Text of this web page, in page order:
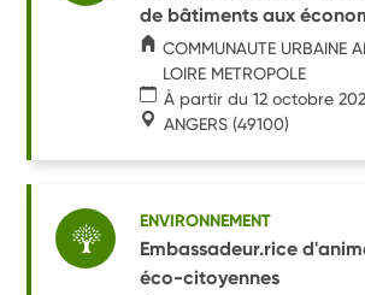
de bâtiments aux
COMMUNAUTE URBAINE
LOIRE METROPOLE
À partir du 12 octobre
ANGERS (49100)
ENVIRONNEMENT
Embassadeur.rice
éco-citoyennes